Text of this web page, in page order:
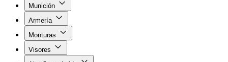
Munición
Armería
Monturas
Visores